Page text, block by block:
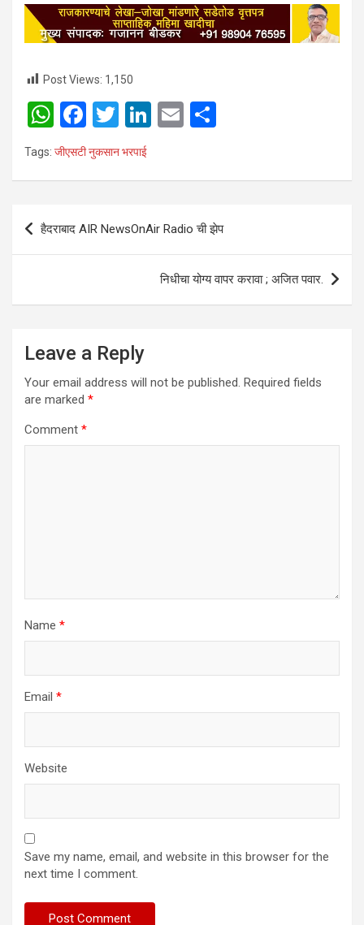
Post Views: 1,150
W
h
at
A
F
a
ce
o
T
wi
tt
Li
n
E
Tags: जीएसटी नुकसान भरपाई
Post
navigation
हैदराबाद AIR NewsOnAir Radio ची झेप
निधीचा योग्य वापर करावा ; अजित पवार.
Leave a Reply
Your email address will not be published. Required fields
are marked *
Comment *
Name *
Email *
Website
Save my name, email, and website in this browser for the
next time I comment.